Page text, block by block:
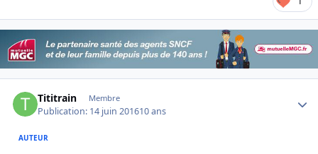
Tititrain Membre
Publication: 14 juin 201610 ans
AUTEUR